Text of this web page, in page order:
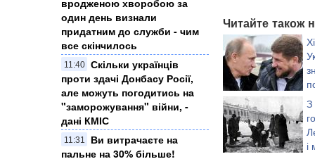
один день визнали
придатним до служби - чим
все скінчилось
11:40
Скільки українців
проти здачі Донбасу Росії,
але можуть погодитись на
"заморожування" війни, -
дані КМІС
11:31
Ви витрачаєте на
пальне на 30% більше!
Читайте також
рубки звірів-
повільно рубали
З
і